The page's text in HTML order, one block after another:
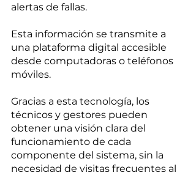
alertas de fallas.
Esta información se transmite a
una plataforma digital accesible
desde computadoras o teléfonos
móviles.
Gracias a esta tecnología, los
técnicos y gestores pueden
obtener una visión clara del
funcionamiento de cada
componente del sistema, sin la
necesidad de visitas frecuentes al